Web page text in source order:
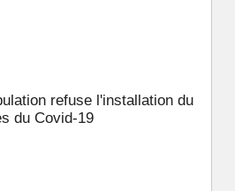
refuse l'installation du
du Covid-19